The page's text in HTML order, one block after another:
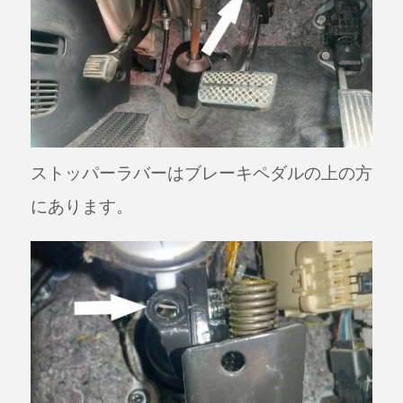
ストッパーラバーはブレーキペダルの上の方
にあります。